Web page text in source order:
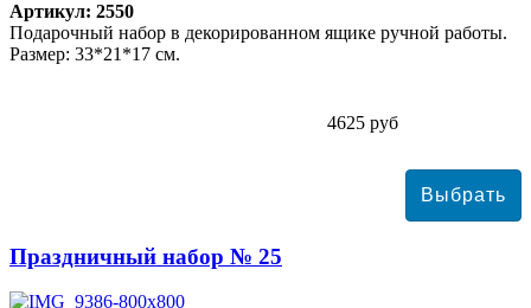
Артикул: 2550
Подарочный набор в декорированном ящике ручной работы.
Размер: 33*21*17 см.
4625 руб
Праздничный набор № 25